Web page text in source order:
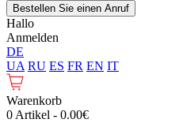
Bestellen Sie einen Anruf
Hallo
Anmelden
DE
UA RU ES FR EN IT
Warenkorb
0 Artikel - 0.00€